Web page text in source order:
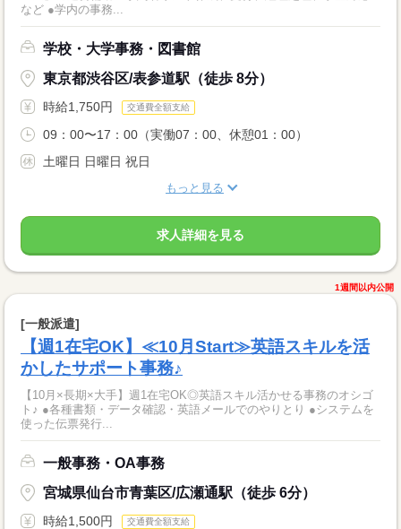
など ●学内の事務...
学校・大学事務・図書館
東京都渋谷区/表参道駅（徒歩 8分）
時給1,750円 交通費全額支給
09：00〜17：00（実働07：00、休憩01：00）
土曜日 日曜日 祝日
もっと見る
求人詳細を見る
1週間以内公開
[一般派遣]
【週1在宅OK】≪10月Start≫英語スキルを活
かしたサポート事務♪
【10月×長期×大手】週1在宅OK◎英語スキル活かせる事務のオシゴ
ト♪ ●各種書類・データ確認・英語メールでのやりとり ●システムを
使った伝票発行...
一般事務・OA事務
宮城県仙台市青葉区/広瀬通駅（徒歩 6分）
時給1,500円 交通費全額支給